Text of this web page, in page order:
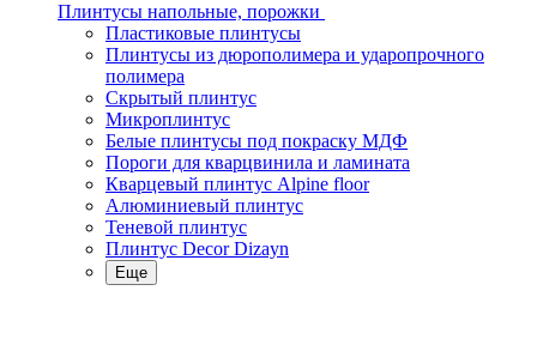
Плинтусы напольные, порожки
Пластиковые плинтусы
Плинтусы из дюрополимера и ударопрочного
полимера
Скрытый плинтус
Микроплинтус
Белые плинтусы под покраску МДФ
Пороги для кварцвинила и ламината
Кварцевый плинтус Alpine floor
Алюминиевый плинтус
Теневой плинтус
Плинтус Decor Dizayn
Еще